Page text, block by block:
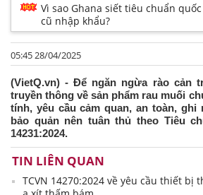
Vì sao Ghana siết tiêu chuẩn
cũ nhập khẩu?
05:45 28/04/2025
(VietQ.vn) - Để ngăn ngừa rào cản
truyền thông về sản phẩm rau muối
tính, yêu cầu cảm quan, an toàn, ghi
bảo quản nên tuân thủ theo Tiêu
14231:2024.
TIN LIÊN QUAN
TCVN 14270:2024 về yêu cầu thiết bị